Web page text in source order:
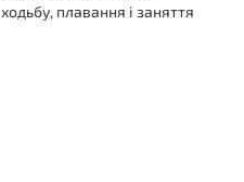
плавання і заняття